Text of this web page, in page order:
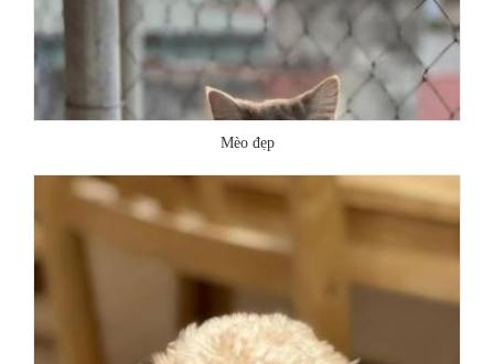
Mèo đẹp